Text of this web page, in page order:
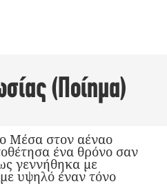
(Ποίημα)
Μέσα στον αέναο
ένα θρόνο σαν
γεννήθηκα με
υψηλό έναν τόνο